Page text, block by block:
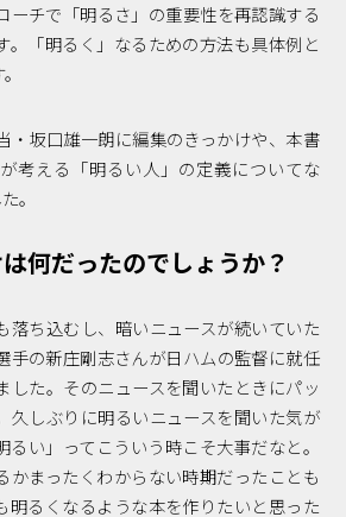
組
番組
一郎の編集者で経営者」
組
ディアン」アーカイブ
ーチで「明るさ」の重要性を再認識する
。「明るく」なるための方法も具体例と
・坂口雄一朗に編集のきっかけや、本書
考える「明るい人」の定義についてな
。
何だったのでしょうか？
落ち込むし、暗いニュースが続いていた
手の新庄剛志さんが日ハムの監督に就任
した。そのニュースを聞いたときにパッ
久しぶりに明るいニュースを聞いた気が
るい」ってこういう時こそ大事だなと。
かまったくわからない時期だったことも
明るくなるような本を作りたいと思った